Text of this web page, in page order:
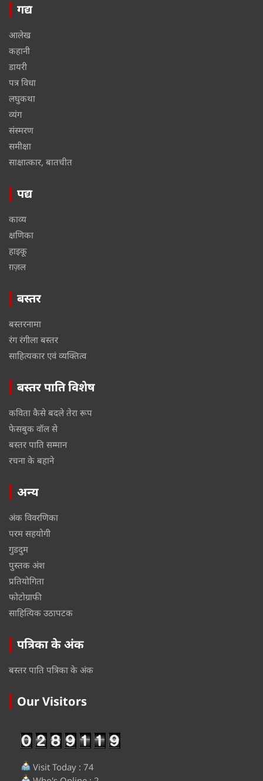
गद्य
आलेख
कहानी
डायरी
पत्र विधा
लघुकथा
व्यंग
संस्मरण
समीक्षा
साक्षात्कार, बातचीत
पद्य
काव्य
क्षणिका
हाइकू
ग़ज़ल
बस्तर
बस्तरनामा
रंग रंगीला बस्तर
साहित्यकार एवं व्यक्तित्व
बस्तर पाति विशेष
कविता कैसे बदले तेरा रूप
फेसबुक वॉल से
बस्तर पाति सम्मान
रचना के बहाने
अन्य
अंक विवरणिका
परम सहयोगी
गुडदुम
पुस्तक अंश
प्रतियोगिता
फोटोग्राफी
साहित्यिक उठापटक
पत्रिका के अंक
बस्तर पाति पत्रिका के अंक
Our Visitors
Visit Today : 74